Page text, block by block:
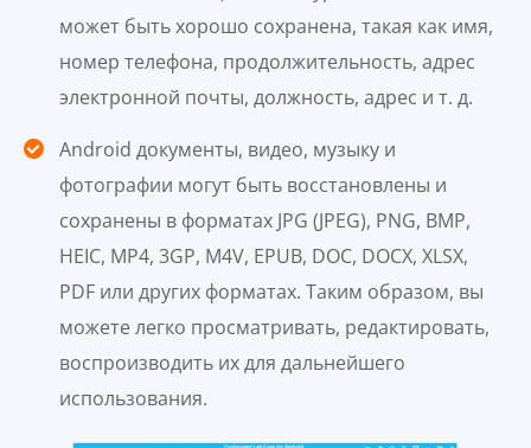
может быть хорошо сохранена, такая как имя,
номер телефона, продолжительность, адрес
электронной почты, должность, адрес и т. д.
Android документы, видео, музыку и
фотографии могут быть восстановлены и
сохранены в форматах JPG (JPEG), PNG, BMP,
HEIC, MP4, 3GP, M4V, EPUB, DOC, DOCX, XLSX,
PDF или других форматах. Таким образом, вы
можете легко просматривать, редактировать,
воспроизводить их для дальнейшего
использования.